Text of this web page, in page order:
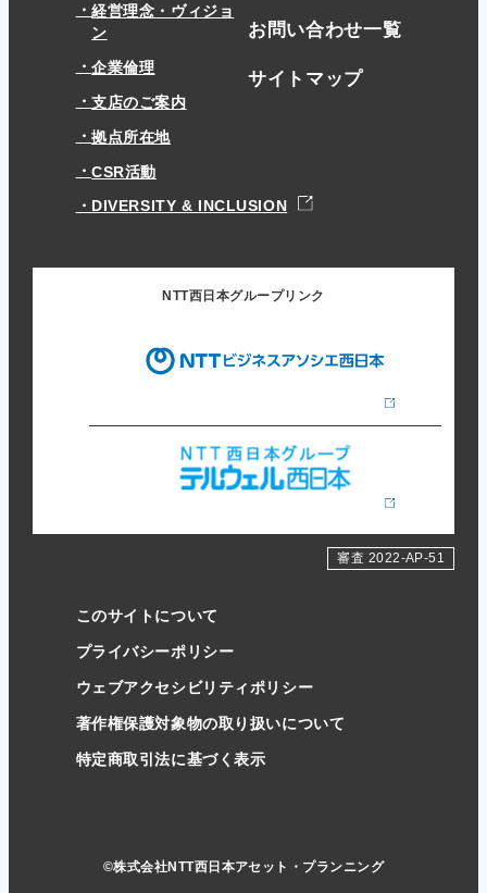
経営理念・ヴィジョ
ン
企業倫理
支店のご案内
拠点所在地
CSR活動
DIVERSITY & INCLUSION
お問い合わせ一覧
サイトマップ
NTT西日本グループリンク
審査 2022-AP-51
このサイトについて
プライバシーポリシー
ウェブアクセシビリティポリシー
著作権保護対象物の取り扱いについて
特定商取引法に基づく表示
©株式会社NTT西日本アセット・プランニング